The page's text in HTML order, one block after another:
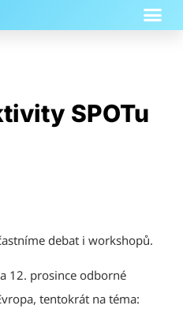
SPOTu
debat i workshopů.
12. prosince odborné
tentokrát na téma: